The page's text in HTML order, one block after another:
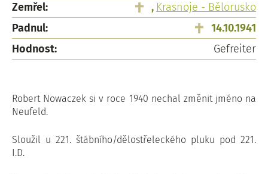
Zemřel:
, Krasnoje - Bělorusko
Padnul:
14.10.1941
Hodnost:
Gefreiter
Robert Nowaczek si v roce 1940 nechal změnit jméno na
Neufeld.
Sloužil u 221. štábního/dělostřeleckého pluku pod 221.
I.D.